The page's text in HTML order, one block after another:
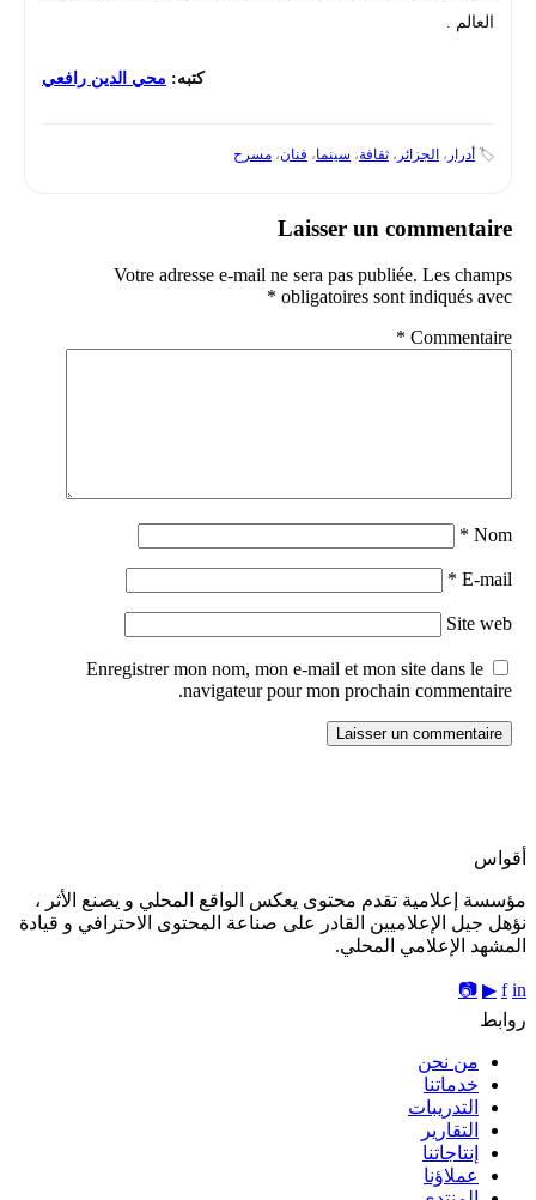
العالم .
كتبه: محي الدين رافعي
🏷️ أدرار ، الجزائر ، ثقافة، سينما، فنان، مسرح
Laisser un commentaire
Votre adresse e-mail ne sera pas publiée. Les champs
obligatoires sont indiqués avec
*
Commentaire
*
Nom
*
E-mail
*
Site web
Enregistrer mon nom, mon e-mail et mon site dans le
navigateur pour mon prochain commentaire.
أقواس
مؤسسة إعلامية تقدم محتوى يعكس الواقع المحلي و يصنع الأثر ،
نؤهل جيل الإعلاميين القادر على صناعة المحتوى الاحترافي و قيادة
المشهد الإعلامي المحلي.
f in
▶
📷
روابط
من نحن
خدماتنا
التدريبات
التقارير
إنتاجاتنا
عملاؤنا